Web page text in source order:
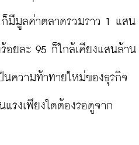
มีมูลค่าตลาดรวมราว 1 แสน
อยละ 95 ก็ใกล้เคียงแสนล้าน
ความท้าทายใหม่ของธุรกิจ
รงเพียงใดต้องรอดูจาก